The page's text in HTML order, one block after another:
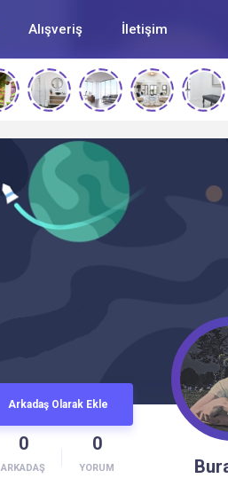
Alışveriş İletişim
0
ARKADAŞ
0
YORUM
Arkadaş OlarakEkle